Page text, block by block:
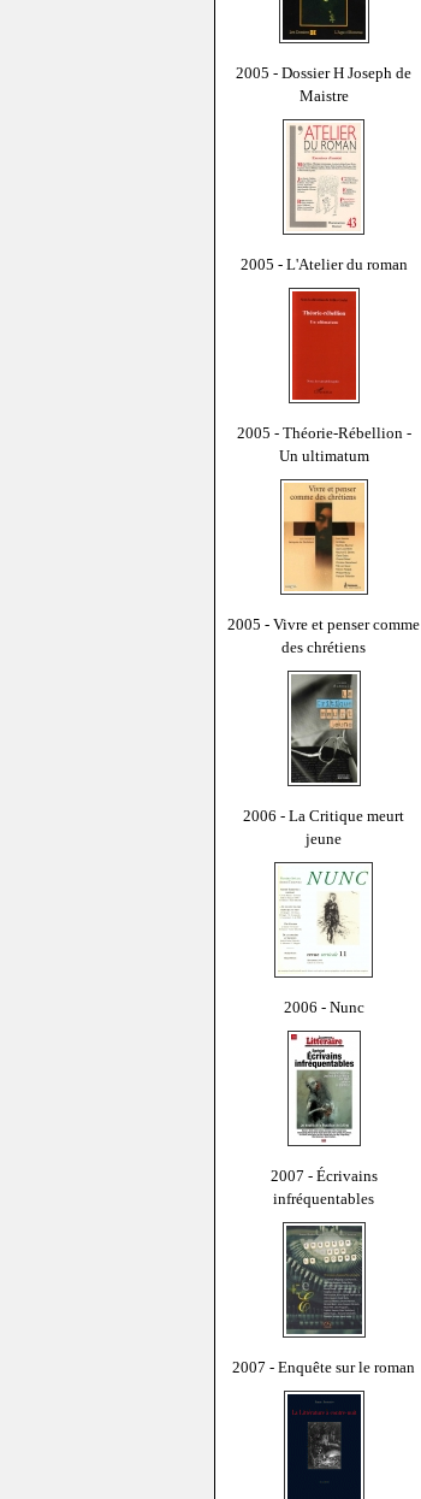
2005 - Dossier H Joseph de
Maistre
2005 - L'Atelier du roman
2005 - Théorie-Rébellion -
Un ultimatum
2005 - Vivre et penser comme
des chrétiens
2006 - La Critique meurt
jeune
2006 - Nunc
2007 - Écrivains
infréquentables
2007 - Enquête sur le roman